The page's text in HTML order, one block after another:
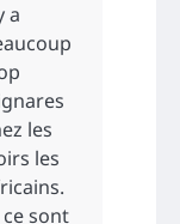
a
les
les
ce sont